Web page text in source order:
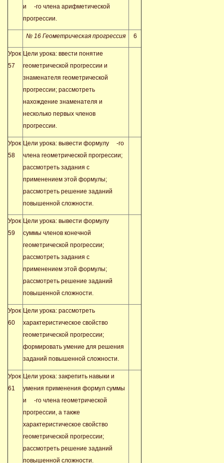
и
-го члена арифметической
прогрессии.
№ 16 Геометрическая прогрессия 6
Урок
57
Цели урока: ввести понятие
геометрической прогрессии и
знаменателя геометрической
прогрессии; рассмотреть
нахождение знаменателя и
несколько первых членов
прогрессии.
Урок
58
Цели урока: вывести формулу
-го
члена геометрической прогрессии;
рассмотреть задания с
применением этой формулы;
рассмотреть решение заданий
повышенной сложности.
Урок
59
Цели урока: вывести формулу
суммы членов конечной
геометрической прогрессии;
рассмотреть задания с
применением этой формулы;
рассмотреть решение заданий
повышенной сложности.
Урок
60
Цели урока: рассмотреть
характеристическое свойство
геометрической прогрессии;
формировать умение для решения
заданий повышенной сложности.
Урок
61
Цели урока: закрепить навыки и
умения применения формул суммы
и
-го члена геометрической
прогрессии, а также
характеристическое свойство
геометрической прогрессии;
рассмотреть решение заданий
повышенной сложности.